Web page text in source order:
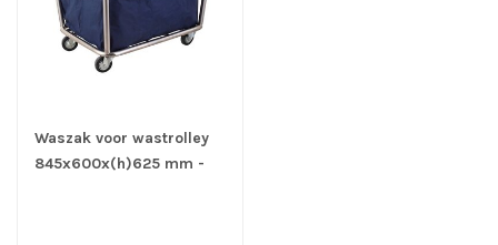
Waszak voor wastrolley
845x600x(h)625 mm -